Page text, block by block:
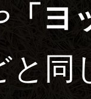
「ヨ
と同